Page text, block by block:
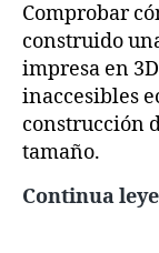
Comprobar
construido
impresa en
inaccesibles
construcción
tamaño.
Continua